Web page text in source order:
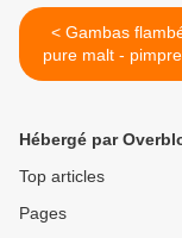
< Gambas flambées au
pure malt -
oxalis
Hébergé par
Top articles
Pages